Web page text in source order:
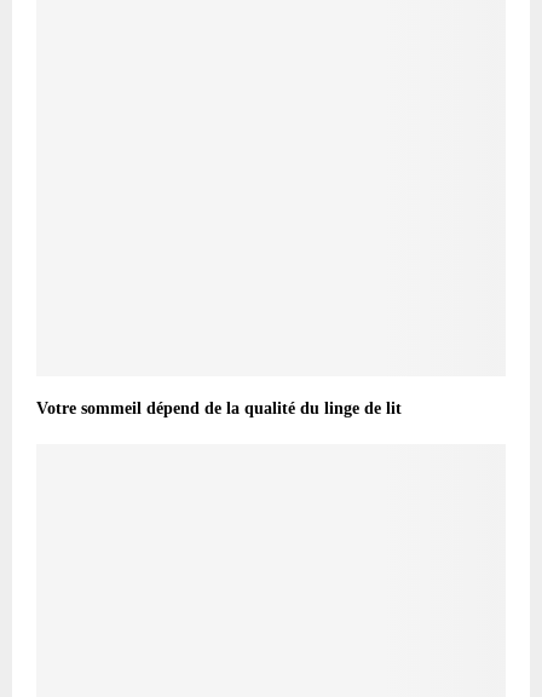
Votre sommeil dépend de la qualité du linge de lit